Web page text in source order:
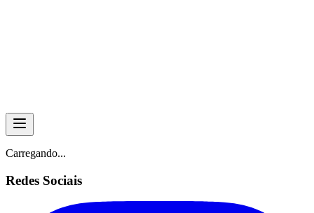
Carregando...
Redes Sociais